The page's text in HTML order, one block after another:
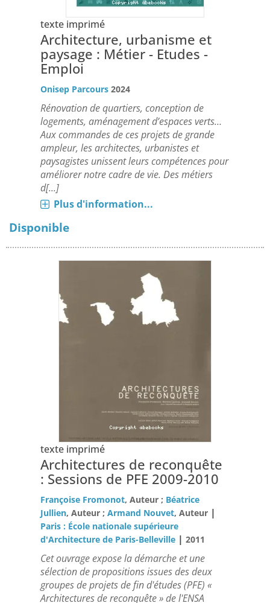
texte imprimé
Architecture, urbanisme et
paysage : Métier - Etudes -
Emploi
Onisep Parcours 2024
Rénovation de quartiers, conception de
logements, aménagement d’espaces verts…
Aux commandes de ces projets de grande
ampleur, les architectes, urbanistes et
paysagistes unissent leurs compétences pour
améliorer notre cadre de vie. Des métiers
d[...]
Plus d'information...
Disponible
texte imprimé
Architectures de reconquête
: Sessions de PFE 2009-2010
Françoise Fromonot, Auteur ; Béatrice
Jullien, Auteur ;Armand Nouvet, Auteur |
Paris : École nationale supérieure
d'Architecture de Paris-Belleville |2011
Cet ouvrage expose la démarche et une
sélection de propositions issues des deux
groupes de projets de fin d'études (PFE) «
Architectures de reconquête » de l'ENSA